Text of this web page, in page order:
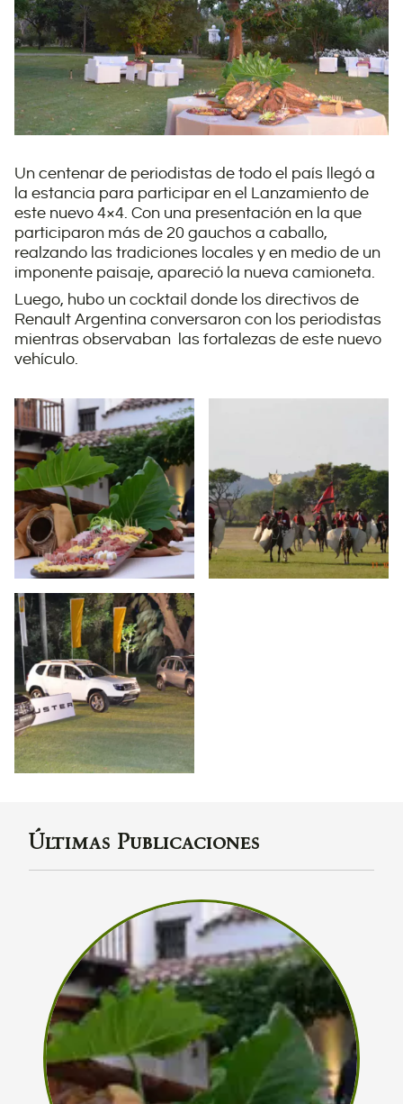
Un centenar de periodistas de todo el país llegó a
la estancia para participar en el Lanzamiento de
este nuevo 4×4. Con una presentación en la que
participaron más de 20 gauchos a caballo,
realzando las tradiciones locales y en medio de un
imponente paisaje, apareció la nueva camioneta.
Luego, hubo un cocktail donde los directivos de
Renault Argentina conversaron con los periodistas
mientras observaban las fortalezas de este nuevo
vehículo.
Últimas Publicaciones